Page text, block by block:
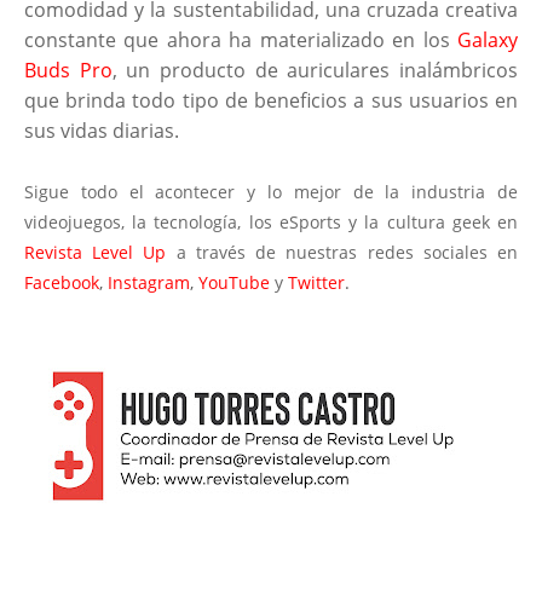
comodidad y la sustentabilidad, una cruzada creativa
constante que ahora ha materializado en los Galaxy
Buds Pro, un producto de auriculares inalámbricos
que brinda todo tipo de beneficios a sus usuarios en
sus vidas diarias.
Sigue todo el acontecer y lo mejor de la industria de
videojuegos, la tecnología, los eSports y la cultura geek en
Revista Level Up a través de nuestras redes sociales en
Facebook, Instagram, YouTube y Twitter.